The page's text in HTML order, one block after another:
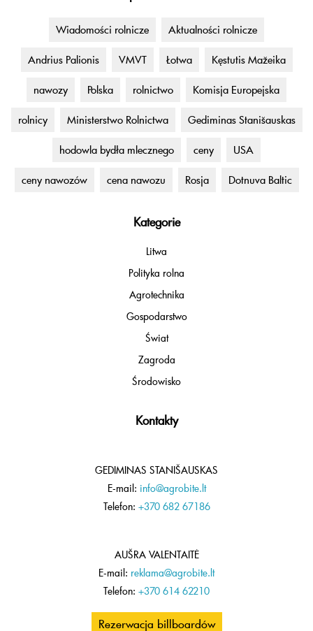
Wiadomości rolnicze Aktualności rolnicze
Andrius Palionis VMVT Łotwa Kęstutis Mažeika
nawozy Polska rolnictwo Komisja Europejska
rolnicy Ministerstwo Rolnictwa Gediminas Stanišauskas
hodowla bydła mlecznego ceny USA
ceny nawozów cena nawozu Rosja Dotnuva Baltic
Kategorie
Litwa
Polityka rolna
Agrotechnika
Gospodarstwo
Świat
Zagroda
Środowisko
Kontakty
GEDIMINAS STANIŠAUSKAS
E-mail: info@agrobite.lt
Telefon: +370 682 67186
AUŠRA VALENTAITĖ
E-mail: reklama@agrobite.lt
Telefon: +370 614 62210
Rezerwacja billboardów